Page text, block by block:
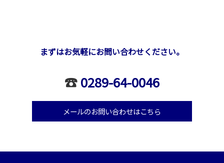
まずはお気軽にお問い合わせください。
☎0289-64-0046
メールのお問い合わせはこちら